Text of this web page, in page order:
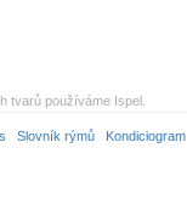
tvarů používáme Ispel.
Slovník rýmů Kondiciogram